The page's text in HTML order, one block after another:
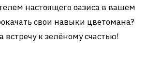
настоящего оазиса в вашем
свои навыки цветомана?
встречу к зелёному счастью!